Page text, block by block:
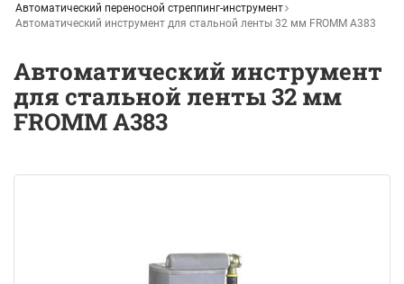
Автоматический переносной стреппинг-инструмент
Автоматический инструмент для стальной ленты 32 мм FROMM A383
Автоматический инструмент
для стальной ленты 32 мм
FROMM A383